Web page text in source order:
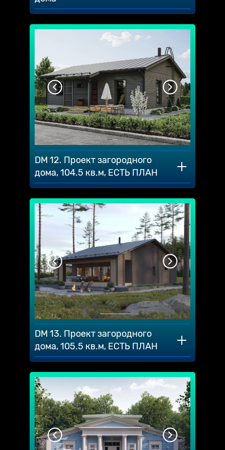
DM 12. Проект загородного
дома, 104.5 кв.м, ЕСТЬ ПЛАН
DM 13. Проект загородного
дома, 105.5 кв.м, ЕСТЬ ПЛАН